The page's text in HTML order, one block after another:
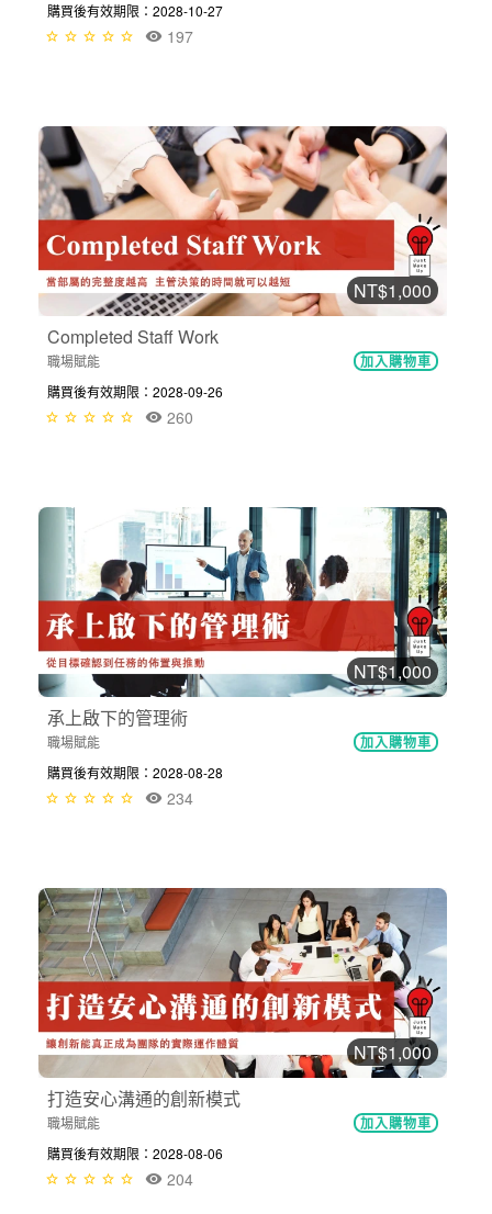
購買後有效期限：2028-10-27
197
NT$1,000
Completed Staff Work
職場賦能 加入購物車
購買後有效期限：2028-09-26
260
NT$1,000
承上啟下的管理術
職場賦能 加入購物車
購買後有效期限：2028-08-28
234
NT$1,000
打造安心溝通的創新模式
職場賦能 加入購物車
購買後有效期限：2028-08-06
204